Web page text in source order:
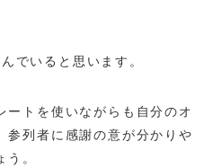
でいると思います。
トを使いながらも自分のオ
参列者に感謝の意が分かりや
。